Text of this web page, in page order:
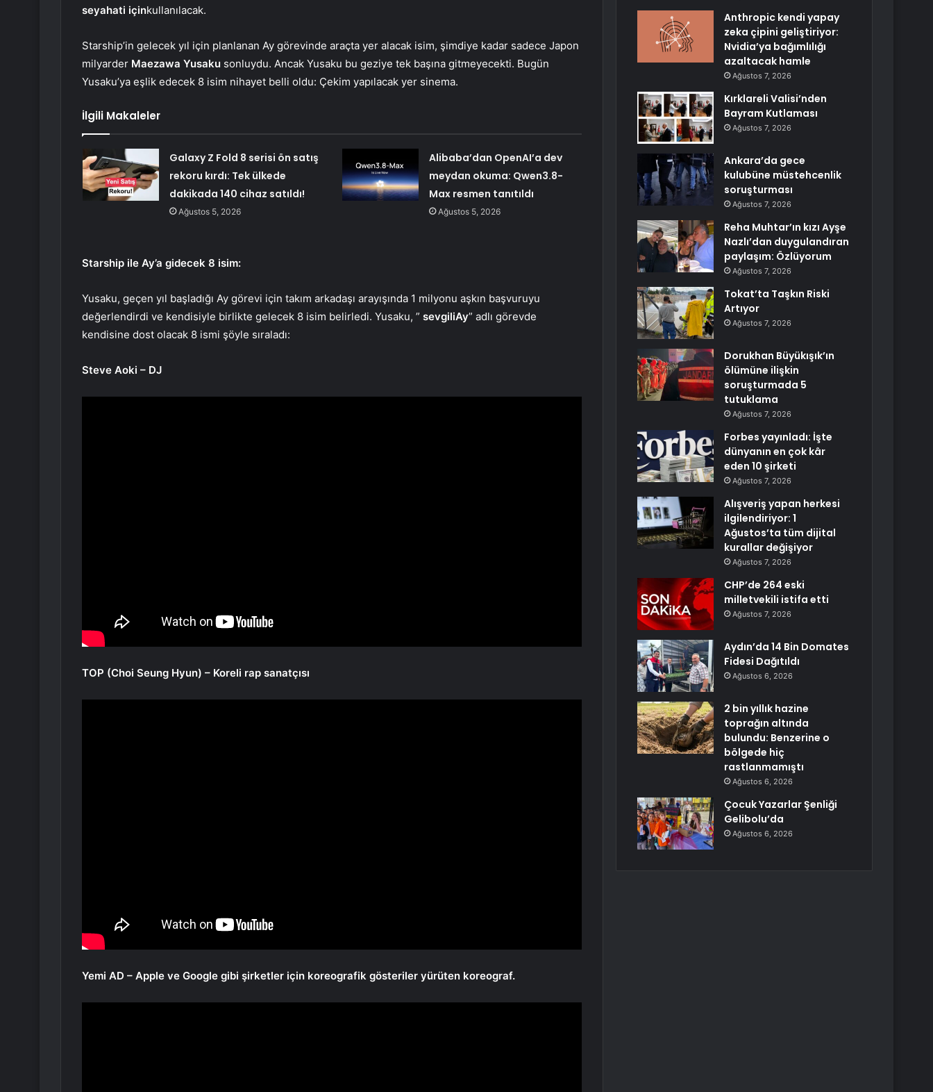
seyahati içinkullanılacak.
Starship’in gelecek yıl için planlanan Ay görevinde araçta yer alacak isim, şimdiye kadar sadece Japon
milyarder Maezawa Yusaku sonluydu. Ancak Yusaku bu geziye tek başına gitmeyecekti. Bugün
Yusaku’ya eşlik edecek 8 isim nihayet belli oldu: Çekim yapılacak yer sinema.
İlgili Makaleler
Galaxy Z Fold 8 serisi ön satış
rekoru kırdı: Tek ülkede
dakikada 140 cihaz satıldı!
Ağustos 5, 2026
Alibaba’dan OpenAI’a dev
meydan okuma: Qwen3.8-
Max resmen tanıtıldı
Ağustos 5, 2026
Starship ile Ay’a gidecek 8 isim:
Yusaku, geçen yıl başladığı Ay görevi için takım arkadaşı arayışında 1 milyonu aşkın başvuruyu
değerlendirdi ve kendisiyle birlikte gelecek 8 isim belirledi. Yusaku, ” sevgiliAy” adlı görevde
kendisine dost olacak 8 ismi şöyle sıraladı:
Steve Aoki – DJ
TOP (Choi Seung Hyun) – Koreli rap sanatçısı
Yemi AD – Apple ve Google gibi şirketler için koreografik gösteriler yürüten koreograf.
Anthropic kendi yapay
zeka çipini geliştiriyor:
Nvidia’ya bağımlılığı
azaltacak hamle
Ağustos 7, 2026
Kırklareli Valisi’nden
Bayram Kutlaması
Ağustos 7, 2026
Ankara’da gece
kulubüne müstehcenlik
soruşturması
Ağustos 7, 2026
Reha Muhtar’ın kızı Ayşe
Nazlı’dan duygulandıran
paylaşım: Özlüyorum
Ağustos 7, 2026
Tokat’ta Taşkın Riski
Artıyor
Ağustos 7, 2026
Dorukhan Büyükışık’ın
ölümüne ilişkin
soruşturmada 5
tutuklama
Ağustos 7, 2026
Forbes yayınladı: İşte
dünyanın en çok kâr
eden 10 şirketi
Ağustos 7, 2026
Alışveriş yapan herkesi
ilgilendiriyor: 1
Ağustos’ta tüm dijital
kurallar değişiyor
Ağustos 7, 2026
CHP’de 264 eski
milletvekili istifa etti
Ağustos 7, 2026
Aydın’da 14 Bin Domates
Fidesi Dağıtıldı
Ağustos 6, 2026
2 bin yıllık hazine
toprağın altında
bulundu: Benzerine o
bölgede hiç
rastlanmamıştı
Ağustos 6, 2026
Çocuk Yazarlar Şenliği
Gelibolu’da
Ağustos 6, 2026